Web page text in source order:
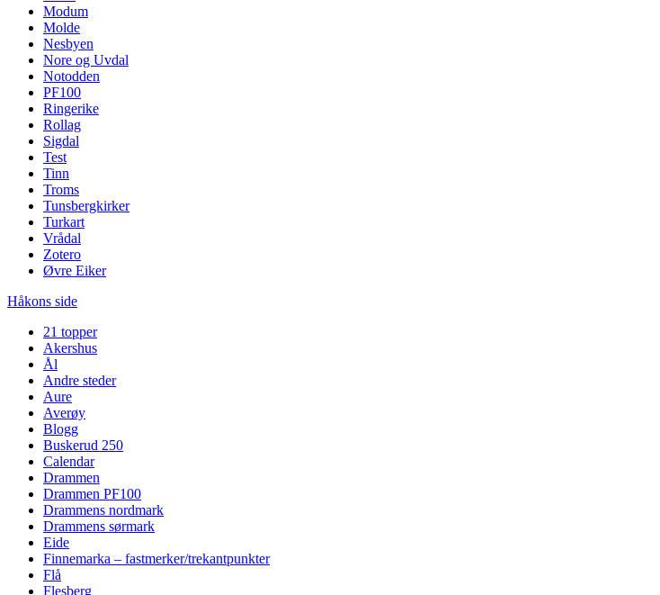
Modum
Molde
Nesbyen
Nore og Uvdal
Notodden
PF100
Ringerike
Rollag
Sigdal
Test
Tinn
Troms
Tunsbergkirker
Turkart
Vrådal
Zotero
Øvre Eiker
Håkons side
21 topper
Akershus
Ål
Andre steder
Aure
Averøy
Blogg
Buskerud 250
Calendar
Drammen
Drammen PF100
Drammens nordmark
Drammens sørmark
Eide
Finnemarka – fastmerker/trekantpunkter
Flå
Flesberg